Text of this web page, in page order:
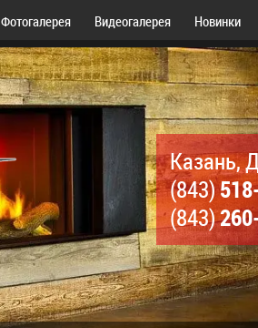
Фотогалерея Видеогалерея Новинки
Казань,
(843)
(843)